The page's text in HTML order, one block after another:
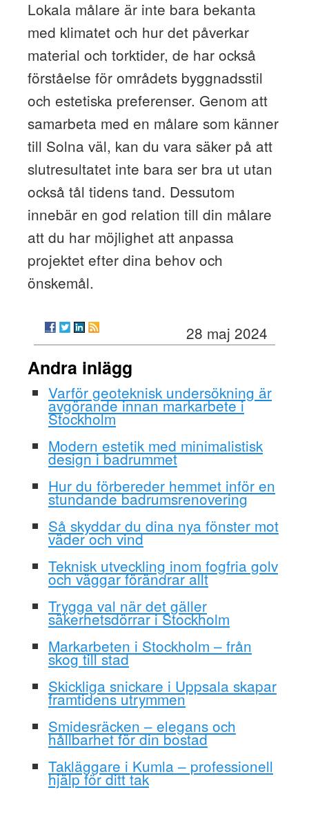
Lokala målare är inte bara bekanta
med klimatet och hur det påverkar
material och torktider, de har också
förståelse för områdets byggnadsstil
och estetiska preferenser. Genom att
samarbeta med en målare som känner
till Solna väl, kan du vara säker på att
slutresultatet inte bara ser bra ut utan
också tål tidens tand. Dessutom
innebär en god relation till din målare
att du har möjlighet att anpassa
projektet efter dina behov och
önskemål.
28 maj 2024
Andra inlägg
Varför geoteknisk undersökning är
avgörande innan markarbete i
Stockholm
Modern estetik med minimalistisk
design i badrummet
Hur du förbereder hemmet inför en
stundande badrumsrenovering
Så skyddar du dina nya fönster mot
väder och vind
Teknisk utveckling inom fogfria golv
och väggar förändrar allt
Trygga val när det gäller
säkerhetsdörrar i Stockholm
Markarbeten i Stockholm – från
skog till stad
Skickliga snickare i Uppsala skapar
framtidens utrymmen
Smidesräcken – elegans och
hållbarhet för din bostad
Takläggare i Kumla – professionell
hjälp för ditt tak